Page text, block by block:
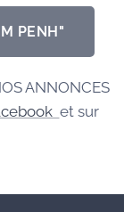
PENH"
ANNONCES
et sur